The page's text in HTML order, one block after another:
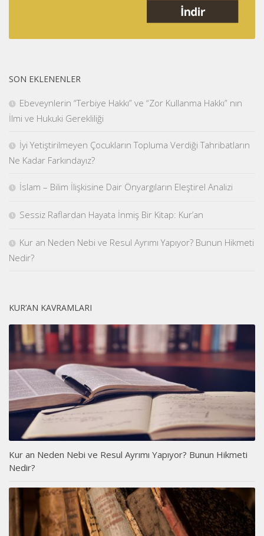
SON EKLENENLER
Ebeveynlerin “Terbiye Hakkı” ve “Zor Kullanma Hakkı” nın
İlmi ve Hukuki Gerekliliği
İyi Yetiştirilmeyen Çocukların Topluma Verdiği Tahribatların
Ne Kadar Farkındayız?
İslam – Bilim İlişkisine Dair Önyargıların Eleştirel Analizi
Sessiz Raflardan Hayata İnmiş Bir Kitap: Kur’an
Kur an Neden Nebi ve Resul Ayrımı Yapıyor? Bunun Hikmeti
Nedir?
KUR’AN KAVRAMLARI
Kur an Neden Nebi ve Resul Ayrımı Yapıyor? Bunun Hikmeti
Nedir?